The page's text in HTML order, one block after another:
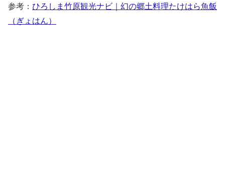
参考： ひろしま竹原観光ナビ｜幻の郷土料理たけはら魚飯
（ぎょはん）